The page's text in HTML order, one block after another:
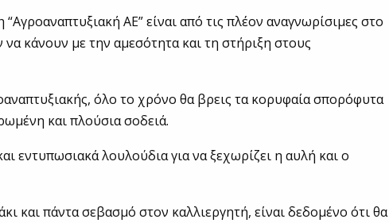
“Αγροαναπτυξιακή ΑΕ” είναι από τις πλέον αναγνωρίσιμες στο
να κάνουν με την αμεσότητα και τη στήριξη στους
όλο το χρόνο θα βρεις τα κορυφαία σπορόφυτα
και πλούσια σοδειά.
εντυπωσιακά λουλούδια για να ξεχωρίζει η αυλή και ο
και πάντα σεβασμό στον καλλιεργητή, είναι δεδομένο ότι θα